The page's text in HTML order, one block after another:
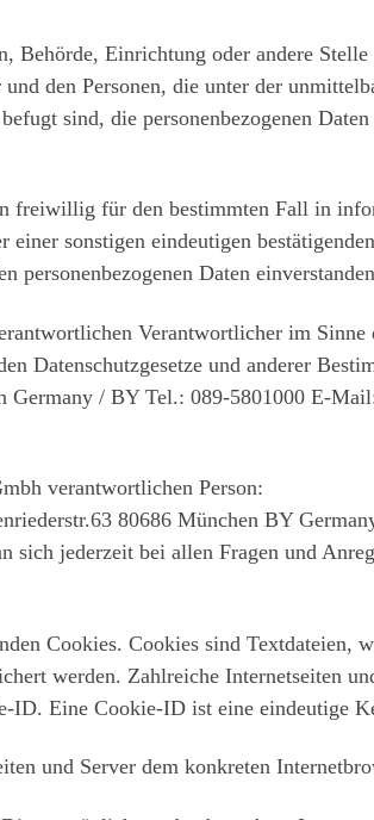
Behörde, Einrichtung oder andere Stelle
den Personen, die unter der
sind, die personenbezogenen
freiwillig für den bestimmten Fall in
sonstigen eindeutigen
personenbezogenen Daten
Verantwortlicher im
Datenschutzgesetze und anderer
Germany / BY Tel.: 089-5801000 E-
verantwortlichen Person:
80686 München BY
sich jederzeit bei allen Fragen und
Cookies. Cookies sind Textdateien,
werden. Zahlreiche Internetseiten
ID. Eine Cookie-ID ist eine eindeutige
und Server dem konkreten